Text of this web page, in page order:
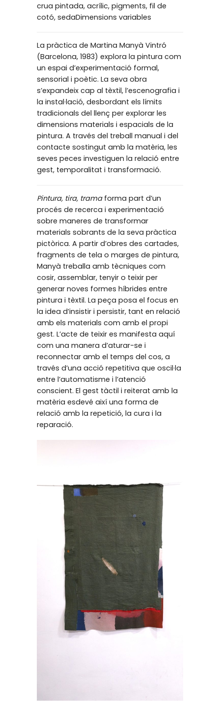
crua pintada, acrílic, pigments, fil de
cotó, sedaDimensions variables
La pràctica de Martina Manyà Vintró
(Barcelona, 1983) explora la pintura com
un espai d’experimentació formal,
sensorial i poètic. La seva obra
s’expandeix cap al tèxtil, l’escenografia i
la instal·lació, desbordant els límits
tradicionals del llenç per explorar les
dimensions materials i espacials de la
pintura. A través del treball manual i del
contacte sostingut amb la matèria, les
seves peces investiguen la relació entre
gest, temporalitat i transformació.
Pintura, tira, tramaforma part d’un
procés de recerca i experimentació
sobre maneres de transformar
materials sobrants de la seva pràctica
pictòrica. A partir d’obres des cartades,
fragments de tela o marges de pintura,
Manyà treballa amb tècniques com
cosir, assemblar, tenyir o teixir per
generar noves formes híbrides entre
pintura i tèxtil. La peça posa el focus en
la idea d’insistir i persistir, tant en relació
amb els materials com amb el propi
gest. L’acte de teixir es manifesta aquí
com una manera d’aturar-se i
reconnectar amb el temps del cos, a
través d’una acció repetitiva que oscil·la
entre l’automatisme i l’atenció
conscient. El gest tàctil i reiterat amb la
matèria esdevé així una forma de
relació amb la repetició, la cura i la
reparació.